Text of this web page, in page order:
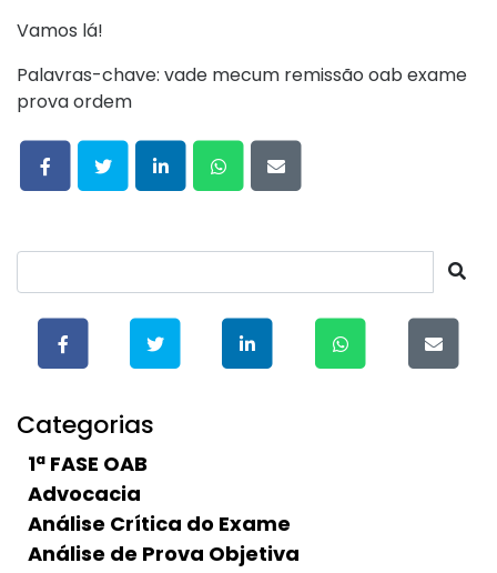
Vamos lá!
Palavras-chave: vade mecum remissão oab exame
prova ordem
Categorias
1ª FASE OAB
Advocacia
Análise Crítica do Exame
Análise de Prova Objetiva